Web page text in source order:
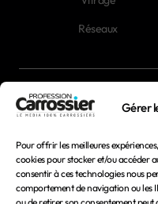
Gérer
Pour offrir les meilleures
cookies pour stocker et/ou accéder
consentir à ces technologies nous
comportement de navigation ou les
Réseaux